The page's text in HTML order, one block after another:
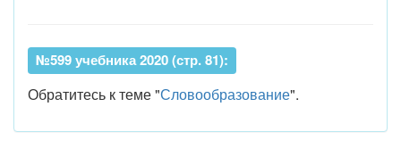
№599 учебника 2020 (стр. 81):
Обратитесь к теме "Словообразование".